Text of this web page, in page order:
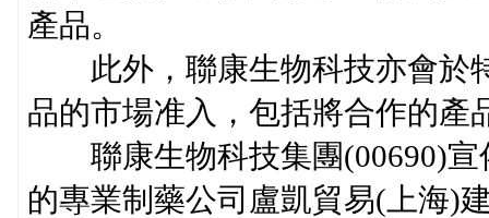
產品。
此外，聯康生物科技亦會於
品的市場准入，包括將合作的產
聯康生物科技集團(00690)宣
的專業制藥公司盧凱貿易(上海)